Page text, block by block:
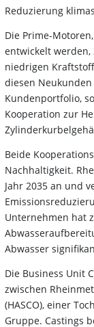
Reduzierung
Die Prime-
entwickelt
niedrigen
diesen
Kundenportfolio,
Kooperation zur
Beide
Nachhaltigkeit.
Jahr 2035 an und
Unternehmen hat
Abwasser
Die Business Unit
zwischen
(HASCO), einer
Gruppe. Castings